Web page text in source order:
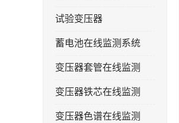
试验变压器
蓄电池在线监测系统
变压器套管在线监测
变压器铁芯在线监测
变压器色谱在线监测